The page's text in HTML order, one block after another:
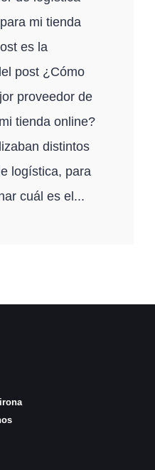
mi tienda
es la
post ¿Cómo
proveedor de
tienda online?
distintos
logística, para
cuál es el...